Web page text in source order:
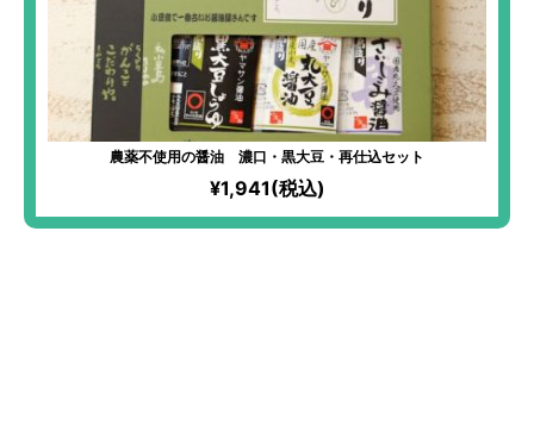
農薬不使用の醤油 濃口・黒大豆・再仕込セット
¥1,941(税込)